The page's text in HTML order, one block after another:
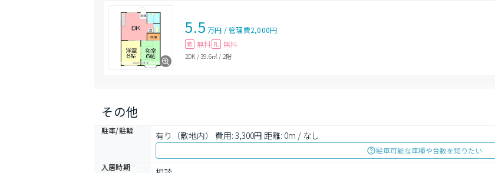
5.5 万円 /管理費2,000円
敷 無料 礼 無料
2DK /39.6㎡ / 2階
その他
駐車/駐輪 有り（敷地内） 費用: 3,300円 距離: 0m / なし
駐車可能な車種や台数を知りたい
入居時期